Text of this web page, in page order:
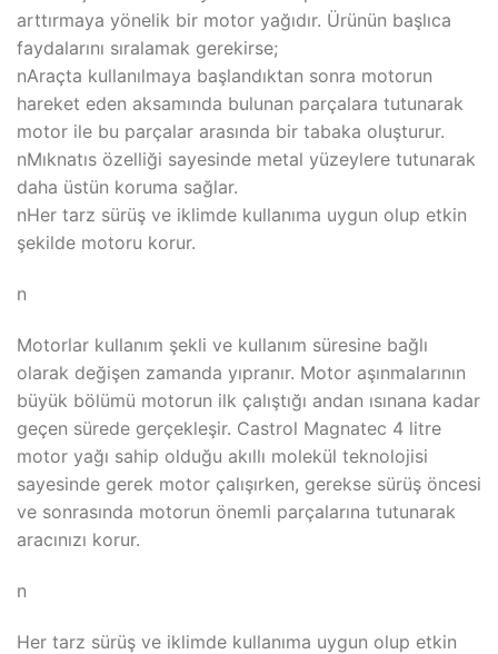
arttırmaya yönelik bir motor yağıdır. Ürünün başlıca
faydalarını sıralamak gerekirse;
nAraçta kullanılmaya başlandıktan sonra motorun
hareket eden aksamında bulunan parçalara tutunarak
motor ile bu parçalar arasında bir tabaka oluşturur.
nMıknatıs özelliği sayesinde metal yüzeylere tutunarak
daha üstün koruma sağlar.
nHer tarz sürüş ve iklimde kullanıma uygun olup etkin
şekilde motoru korur.
n
Motorlar kullanım şekli ve kullanım süresine bağlı
olarak değişen zamanda yıpranır. Motor aşınmalarının
büyük bölümü motorun ilk çalıştığı andan ısınana kadar
geçen sürede gerçekleşir. Castrol Magnatec 4 litre
motor yağı sahip olduğu akıllı molekül teknolojisi
sayesinde gerek motor çalışırken, gerekse sürüş öncesi
ve sonrasında motorun önemli parçalarına tutunarak
aracınızı korur.
n
Her tarz sürüş ve iklimde kullanıma uygun olup etkin